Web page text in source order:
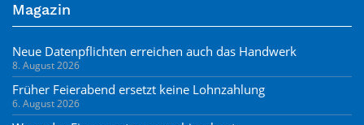
Magazin
Neue Datenpflichten erreichen auch das Handwerk
8. August 2026
Früher Feierabend ersetzt keine Lohnzahlung
6. August 2026